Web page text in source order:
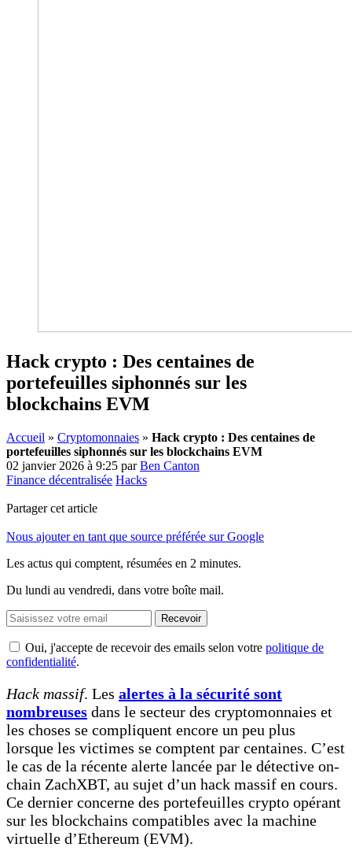
Hack crypto : Des centaines de
portefeuilles siphonnés sur les
blockchains EVM
Accueil » Cryptomonnaies » Hack crypto : Des centaines de
portefeuilles siphonnés sur les blockchains EVM
02 janvier 2026 à 9:25 parBen Canton
Finance décentralisée Hacks
Partager cet article
Nous ajouter en tant que source préférée sur Google
Les actus qui comptent, résumées en 2 minutes.
Du lundi au vendredi, dans votre boîte mail.
Recevoir
Oui, j'accepte de recevoir des emails selon votre politique de
confidentialité.
Hack massif. Les alertes à la sécurité sont
nombreuses dans le secteur des cryptomonnaies et
les choses se compliquent encore un peu plus
lorsque les victimes se comptent par centaines. C’est
le cas de la récente alerte lancée par le détective on-
chain ZachXBT, au sujet d’un hack massif en cours.
Ce dernier concerne des portefeuilles crypto opérant
sur les blockchains compatibles avec la machine
virtuelle d’Ethereum (EVM).